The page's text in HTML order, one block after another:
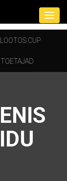
LOOTOS CUP
TOETAJAD